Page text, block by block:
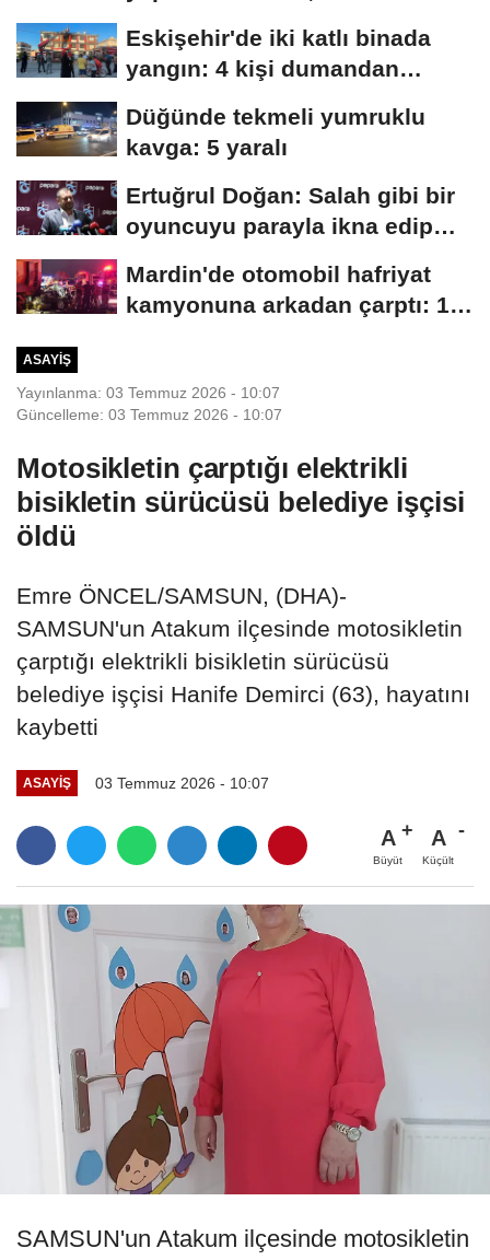
Eskişehir'de iki katlı binada
yangın: 4 kişi dumandan
Düğünde tekmeli yumruklu
kavga: 5 yaralı
Ertuğrul Doğan: Salah gibi bir
oyuncuyu parayla ikna edip
Mardin'de otomobil hafriyat
kamyonuna arkadan çarptı: 1
ASAYIŞ
Yayınlanma: 03 Temmuz 2026 - 10:07
Güncelleme: 03 Temmuz 2026 - 10:07
Motosikletin çarptığı elektrikli
bisikletin sürücüsü belediye işçisi
öldü
Emre ÖNCEL/SAMSUN, (DHA)-
SAMSUN'un Atakum ilçesinde motosikletin
çarptığı elektrikli bisikletin sürücüsü
belediye işçisi Hanife Demirci (63), hayatını
kaybetti
ASAYIŞ 03 Temmuz 2026 - 10:07
A
Büyüt
A
Küçült
SAMSUN'un Atakum ilçesinde motosikletin